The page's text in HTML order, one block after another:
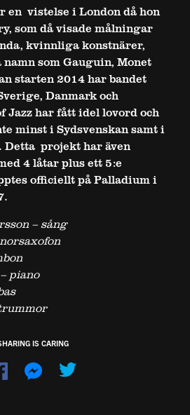
en vistelse i London då hon
som då visade målningar
kvinnliga konstnärer,
som Gauguin, Monet
starten 2014 har bandet
Danmark och
Jazz har fått idel lovord och
minst i Sydsvenskan samt i
Detta projekt har även
4 låtar plus ett 5:e
officiellt på Palladium i
– sång
piano
IS CARING
Dela
Dela